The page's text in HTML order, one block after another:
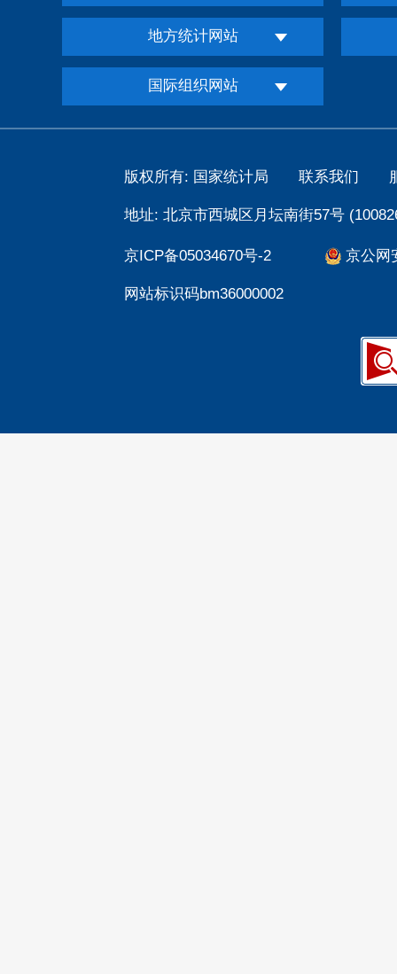
地方统计网站
国际组织网站
版权所有: 国家统计局 联系我们
地址: 北京市西城区月坛南街57号
京ICP备05034670号-2 京公网
网站标识码bm36000002